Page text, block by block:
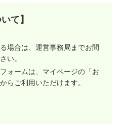
て】
場合は、運営事務局までお問
い。
ォームは、マイページの「お
らご利用いただけます。